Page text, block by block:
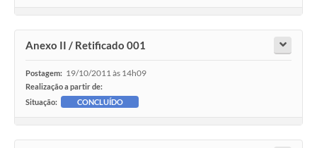
Anexo II / Retificado 001
Postagem: 19/10/2011 às 14h09
Realização a partir de:
Situação:
CONCLUÍDO